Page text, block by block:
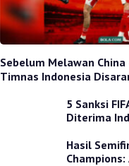
Sebelum Melawan China
Timnas Indonesia
5 Sanksi
Diterima
Hasil